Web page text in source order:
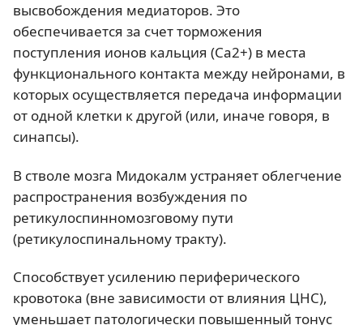
высвобождения медиаторов. Это
обеспечивается за счет торможения
поступления ионов кальция (Ca2+) в места
функционального контакта между нейронами, в
которых осуществляется передача информации
от одной клетки к другой (или, иначе говоря, в
синапсы).
В стволе мозга Мидокалм устраняет облегчение
распространения возбуждения по
ретикулоспинномозговому пути
(ретикулоспинальному тракту).
Способствует усилению периферического
кровотока (вне зависимости от влияния ЦНС),
уменьшает патологически повышенный тонус